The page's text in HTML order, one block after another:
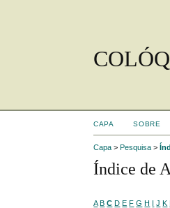
CAPA SOBRE
Capa >Pesquisa >
Índice de
A B C D E F G H I J K L